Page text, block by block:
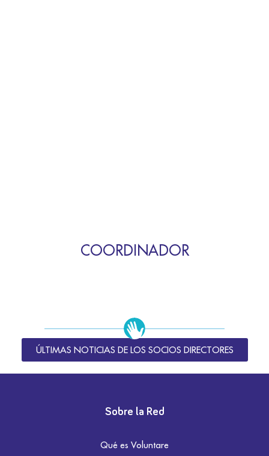
COORDINADOR
ÚLTIMAS NOTICIAS DE LOS SOCIOS DIRECTORES
Sobre la Red
Qué es Voluntare